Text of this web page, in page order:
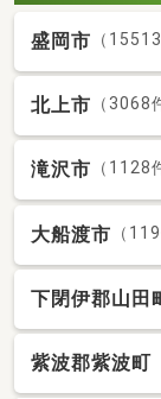
盛岡市 （
北上市 （3068
滝沢市 （1128
大船渡市 （
下閉伊郡山田
紫波郡紫波町